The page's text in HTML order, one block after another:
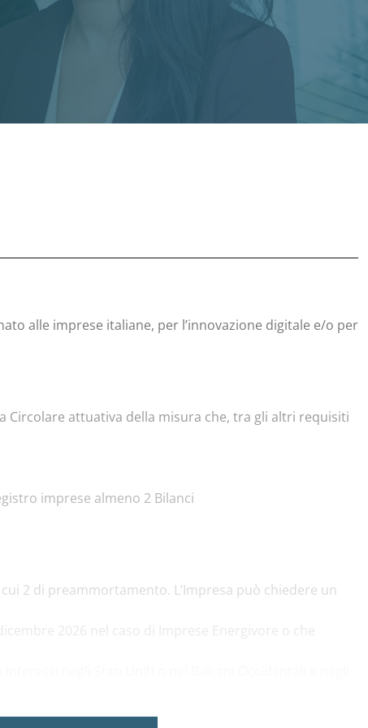
alle imprese italiane, per l’innovazione digitale e/o per
Circolare attuativa della misura che, tra gli altri requisiti
imprese almeno 2 Bilanci
2 di preammortamento. L’Impresa può chiedere un
2026 nel caso di Imprese Energivore o che